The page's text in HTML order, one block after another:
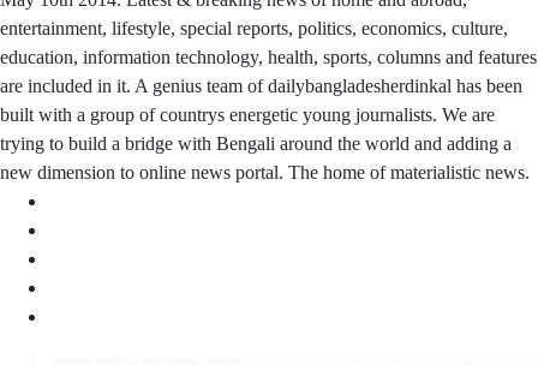
entertainment, lifestyle, special reports, politics, economics, culture,
education, information technology, health, sports, columns and features
are included in it. A genius team of dailybangladesherdinkal has been
built with a group of countrys energetic young journalists. We are
trying to build a bridge with Bengali around the world and adding a
new dimension to online news portal. The home of materialistic news.